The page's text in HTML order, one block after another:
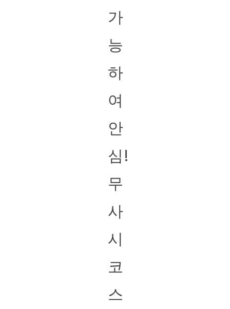
가
능
하
여
안
심!
무
사
시
코
스